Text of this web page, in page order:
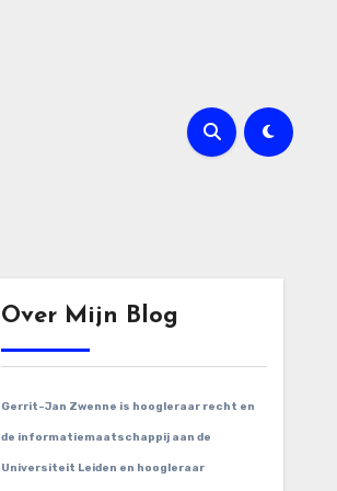
Over Mijn Blog
Gerrit-Jan Zwenne is hoogleraar recht en
de informatiemaatschappij aan de
Universiteit Leiden en hoogleraar